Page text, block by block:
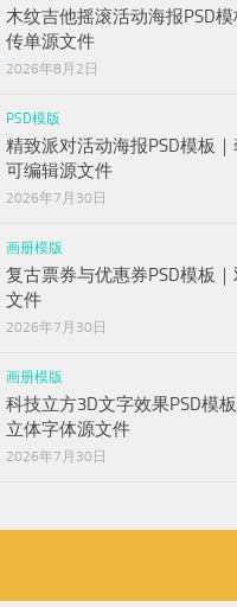
木纹吉他摇滚活动海报PSD
传单源文件
2026年8月2日
PSD模版
精致派对活动海报PSD模板
可编辑源文件
2026年7月30日
画册模版
复古票券与优惠券PSD模板
文件
2026年7月30日
画册模版
科技立方3D文字效果PSD模
立体字体源文件
2026年7月30日